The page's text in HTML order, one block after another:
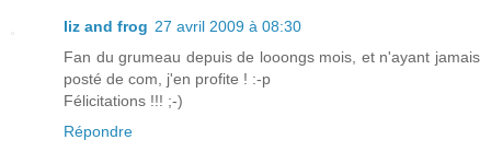
liz and frog 27 avril 2009 à 08:30
Fan du grumeau depuis de looongs mois, et n'ayant jamais
posté de com, j'en profite ! :-p
Félicitations !!! ;-)
Répondre